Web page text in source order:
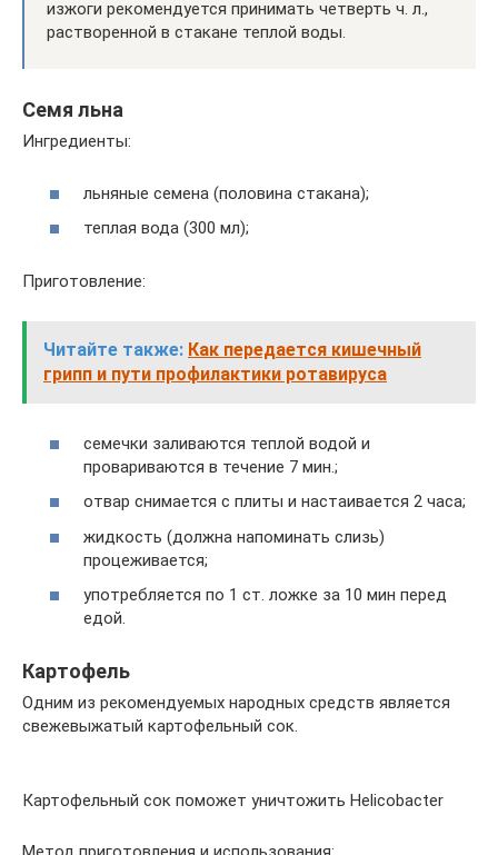
изжоги рекомендуется принимать четверть ч. л.,
растворенной в стакане теплой воды.
Семя льна
Ингредиенты:
льняные семена (половина стакана);
теплая вода (300 мл);
Приготовление:
Читайте также: Как передается кишечный
грипп и пути профилактики ротавируса
семечки заливаются теплой водой и
провариваются в течение 7 мин.;
отвар снимается с плиты и настаивается 2 часа;
жидкость (должна напоминать слизь)
процеживается;
употребляется по 1 ст. ложке за 10 мин перед
едой.
Картофель
Одним из рекомендуемых народных средств является
свежевыжатый картофельный сок.
Картофельный сок поможет уничтожить Helicobacter